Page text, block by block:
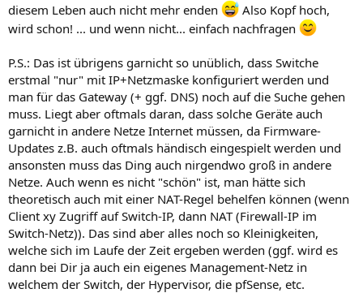
diesem Leben auch nicht mehr enden
Also Kopf hoch,
wird schon! ... und wenn nicht... einfach nachfragen
P.S.: Das ist übrigens garnicht so unüblich, dass Switche
erstmal "nur" mit IP+Netzmaske konfiguriert werden und
man für das Gateway (+ ggf. DNS) noch auf die Suche gehen
muss. Liegt aber oftmals daran, dass solche Geräte auch
garnicht in andere Netze Internet müssen, da Firmware-
Updates z.B. auch oftmals händisch eingespielt werden und
ansonsten muss das Ding auch nirgendwo groß in andere
Netze. Auch wenn es nicht "schön" ist, man hätte sich
theoretisch auch mit einer NAT-Regel behelfen können (wenn
Client xy Zugriff auf Switch-IP, dann NAT (Firewall-IP im
Switch-Netz)). Das sind aber alles noch so Kleinigkeiten,
welche sich im Laufe der Zeit ergeben werden (ggf. wird es
dann bei Dir ja auch ein eigenes Management-Netz in
welchem der Switch, der Hypervisor, die pfSense, etc.